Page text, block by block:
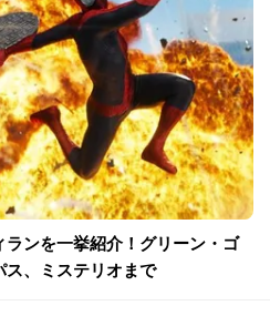
ランを一挙紹介！グリーン・ゴ
ス、ミステリオまで